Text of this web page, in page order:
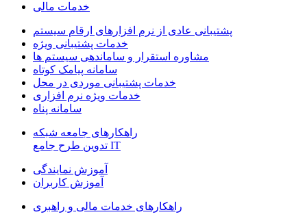
خدمات مالی
پشتیبانی عادی از نرم افزارهای ارقام سیستم
خدمات پشتیبانی ویژه
مشاوره استقرار و ساماندهی سیستم ها
سامانه پیامک کوتاه
خدمات پشتیبانی موردی در محل
خدمات ویژه نرم افزاری
سامانه پناه
راهکارهای جامعه شبکه
IT تدوین طرح جامع
آموزش نمایندگی
آموزش کاربران
راهکارهای خدمات مالی و راهبری